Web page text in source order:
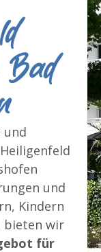
und
und
Kindern
bieten wir
für